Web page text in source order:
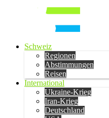
Schweiz
Regionen
Abstimmungen
Reisen
International
Ukraine-Krieg
Iran-Krieg
Deutschland